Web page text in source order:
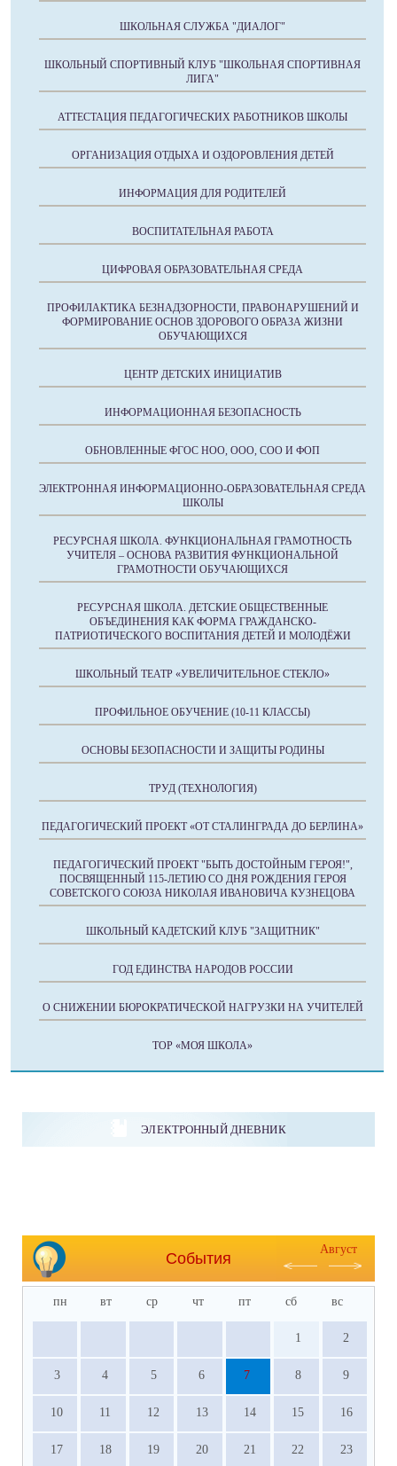
ШКОЛЬНАЯ СЛУЖБА "ДИАЛОГ"
ШКОЛЬНЫЙ СПОРТИВНЫЙ КЛУБ "ШКОЛЬНАЯ СПОРТИВНАЯ
ЛИГА"
АТТЕСТАЦИЯ ПЕДАГОГИЧЕСКИХ РАБОТНИКОВ ШКОЛЫ
ОРГАНИЗАЦИЯ ОТДЫХА И ОЗДОРОВЛЕНИЯ ДЕТЕЙ
ИНФОРМАЦИЯ ДЛЯ РОДИТЕЛЕЙ
ВОСПИТАТЕЛЬНАЯ РАБОТА
ЦИФРОВАЯ ОБРАЗОВАТЕЛЬНАЯ СРЕДА
ПРОФИЛАКТИКА БЕЗНАДЗОРНОСТИ, ПРАВОНАРУШЕНИЙ И
ФОРМИРОВАНИЕ ОСНОВ ЗДОРОВОГО ОБРАЗА ЖИЗНИ
ОБУЧАЮЩИХСЯ
ЦЕНТР ДЕТСКИХ ИНИЦИАТИВ
ИНФОРМАЦИОННАЯ БЕЗОПАСНОСТЬ
ОБНОВЛЕННЫЕ ФГОС НОО, ООО, СОО И ФОП
ЭЛЕКТРОННАЯ ИНФОРМАЦИОННО-ОБРАЗОВАТЕЛЬНАЯ СРЕДА
ШКОЛЫ
РЕСУРСНАЯ ШКОЛА. ФУНКЦИОНАЛЬНАЯ ГРАМОТНОСТЬ
УЧИТЕЛЯ – ОСНОВА РАЗВИТИЯ ФУНКЦИОНАЛЬНОЙ
ГРАМОТНОСТИ ОБУЧАЮЩИХСЯ
РЕСУРСНАЯ ШКОЛА. ДЕТСКИЕ ОБЩЕСТВЕННЫЕ
ОБЪЕДИНЕНИЯ КАК ФОРМА ГРАЖДАНСКО-
ПАТРИОТИЧЕСКОГО ВОСПИТАНИЯ ДЕТЕЙ И МОЛОДЁЖИ
ШКОЛЬНЫЙ ТЕАТР «УВЕЛИЧИТЕЛЬНОЕ СТЕКЛО»
ПРОФИЛЬНОЕ ОБУЧЕНИЕ (10-11 КЛАССЫ)
ОСНОВЫ БЕЗОПАСНОСТИ И ЗАЩИТЫ РОДИНЫ
ТРУД (ТЕХНОЛОГИЯ)
ПЕДАГОГИЧЕСКИЙ ПРОЕКТ «ОТ СТАЛИНГРАДА ДО БЕРЛИНА»
ПЕДАГОГИЧЕСКИЙ ПРОЕКТ "БЫТЬ ДОСТОЙНЫМ ГЕРОЯ!",
ПОСВЯЩЕННЫЙ 115-ЛЕТИЮ СО ДНЯ РОЖДЕНИЯ ГЕРОЯ
СОВЕТСКОГО СОЮЗА НИКОЛАЯ ИВАНОВИЧА КУЗНЕЦОВА
ШКОЛЬНЫЙ КАДЕТСКИЙ КЛУБ "ЗАЩИТНИК"
ГОД ЕДИНСТВА НАРОДОВ РОССИИ
О СНИЖЕНИИ БЮРОКРАТИЧЕСКОЙ НАГРУЗКИ НА УЧИТЕЛЕЙ
ТОР «МОЯ ШКОЛА»
ЭЛЕКТРОННЫЙ ДНЕВНИК
События
Август
пн вт ср чт пт сб вс
1 2
3 4 5 6 7 8 9
10 11 12 13 14 15 16
17 18 19 20 21 22 23